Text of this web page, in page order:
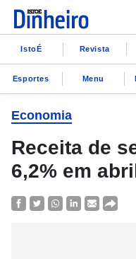
IstoÉ Revista
Esportes Menu
Economia
Receita de
6,2% em